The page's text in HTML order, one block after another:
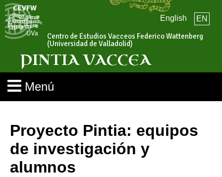
English EN
Centro de Estudios Vacceos Federico Wattenberg
(Universidad de Valladolid)
PINTIA VACCEA
Menú
Proyecto Pintia: equipos
de investigación y
alumnos